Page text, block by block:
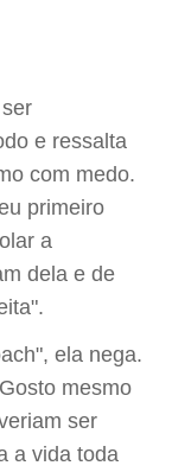
e ressalta
com medo.
primeiro
a
dela e de
ela nega.
mesmo
ser
a vida toda